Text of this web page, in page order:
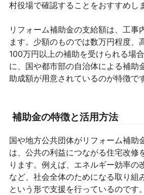
村役場で確認することをおすすめし
リフォーム補助金の支給額は、工事
ます。少額のものでは数万円程度、
100万円以上の補助を受けられる場
に、国や都市部の自治体による補助
助成額が用意されているのが特徴です
補助金の特徴と活用方法
国や地方公共団体がリフォーム補助
は、公共の利益につながる住宅改修
ります。例えば、エネルギー効率の
など、社会全体のためになる取り組
という形で支援を行っているのです。